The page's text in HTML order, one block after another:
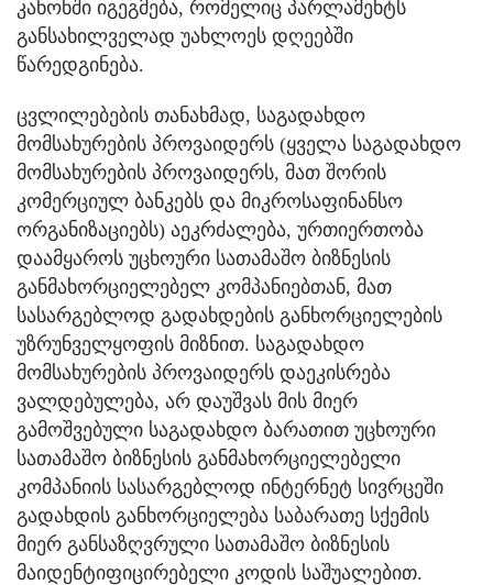
კანონში იგეგმება, რომელიც პარლამენტს
განსახილველად უახლოეს დღეებში
წარედგინება.
ცვლილებების თანახმად, საგადახდო
მომსახურების პროვაიდერს (ყველა საგადახდო
მომსახურების პროვაიდერს, მათ შორის
კომერციულ ბანკებს და მიკროსაფინანსო
ორგანიზაციებს) აეკრძალება, ურთიერთობა
დაამყაროს უცხოური სათამაშო ბიზნესის
განმახორციელებელ კომპანიებთან, მათ
სასარგებლოდ გადახდების განხორციელების
უზრუნველყოფის მიზნით. საგადახდო
მომსახურების პროვაიდერს დაეკისრება
ვალდებულება, არ დაუშვას მის მიერ
გამოშვებული საგადახდო ბარათით უცხოური
სათამაშო ბიზნესის განმახორციელებელი
კომპანიის სასარგებლოდ ინტერნეტ სივრცეში
გადახდის განხორციელება საბარათე სქემის
მიერ განსაზღვრული სათამაშო ბიზნესის
მაიდენტიფიცირებელი კოდის საშუალებით.